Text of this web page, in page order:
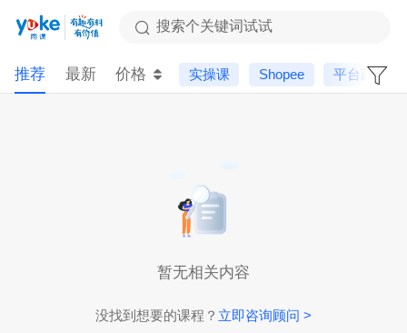
搜索个关键词试试
推荐 最新 价格 实操课 Shopee 平台政策
暂无相关内容
没找到想要的课程？ 立即咨询顾问 >